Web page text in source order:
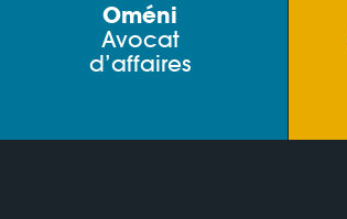
Oméni
Avocat
d’affaires